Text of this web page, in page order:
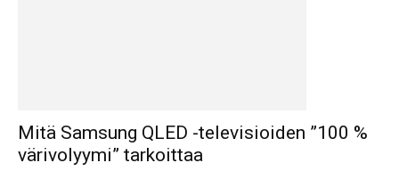
Mitä Samsung QLED -televisioiden ”100 %
värivolyymi” tarkoittaa